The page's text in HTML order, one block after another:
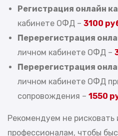
Регистрация онлайн
кабинете ОФД – 3100
Перерегистрация
личном кабинете ОФД –
Перерегистрация
личном кабинете ОФД
сопровождения – 1550
Рекомендуем не рисковать
профессионалам, чтобы